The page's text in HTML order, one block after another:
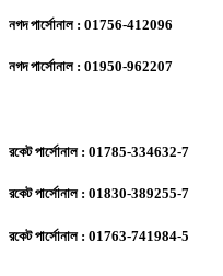
নগদ পার্সোনাল : 01756-412096
নগদ পার্সোনাল : 01950-962207
রকেট পার্সোনাল : 01785-334632-7
রকেট পার্সোনাল : 01830-389255-7
রকেট পার্সোনাল : 01763-741984-5